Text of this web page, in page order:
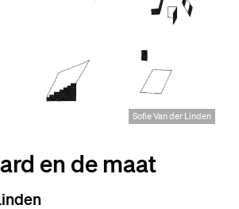
Sofie Van der Linden
en de maat